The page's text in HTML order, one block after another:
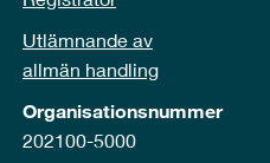
Utlämnande av
allmän handling
Organisationsnummer
202100-5000